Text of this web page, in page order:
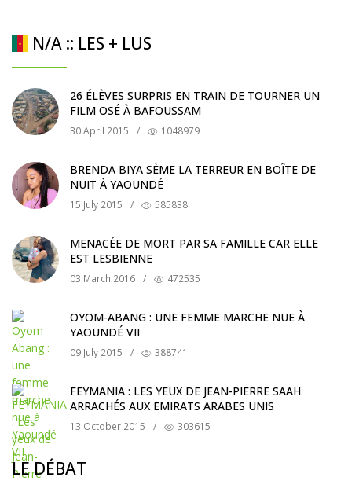
N/A :: LES + LUS
26 ÉLÈVES SURPRIS EN TRAIN DE TOURNER UN
FILM OSÉ À BAFOUSSAM
30 April 2015 / 1048979
BRENDA BIYA SÈME LA TERREUR EN BOÎTE DE
NUIT À YAOUNDÉ
15 July 2015 / 585838
MENACÉE DE MORT PAR SA FAMILLE CAR ELLE
EST LESBIENNE
03 March 2016 / 472535
OYOM-ABANG : UNE FEMME MARCHE NUE À
YAOUNDÉ VII
09 July 2015 / 388741
FEYMANIA : LES YEUX DE JEAN-PIERRE SAAH
ARRACHÉS AUX EMIRATS ARABES UNIS
13 October 2015 / 303615
LE DÉBAT